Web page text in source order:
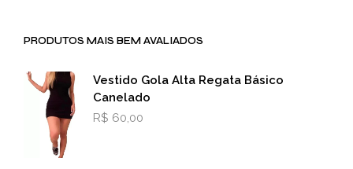
PRODUTOS MAIS BEM AVALIADOS
Vestido Gola Alta Regata Básico
Canelado
R$ 60,00